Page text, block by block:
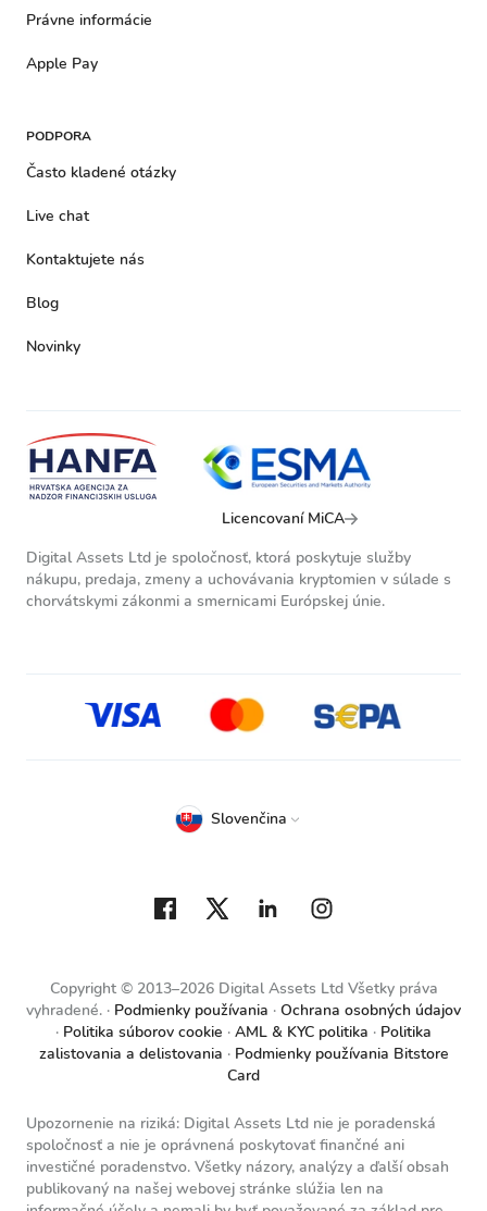
Právne informácie
Apple Pay
PODPORA
Často kladené otázky
Live chat
Kontaktujete nás
Blog
Novinky
Licencovaní MiCA
Digital Assets Ltd je spoločnosť, ktorá poskytuje služby
nákupu, predaja, zmeny a uchovávania kryptomien v súlade s
chorvátskymi zákonmi a smernicami Európskej únie.
Copyright © 2013–2026 Digital Assets Ltd Všetky práva
vyhradené.
Podmienky používania
Ochrana osobných údajov
Politika súborov cookie
AML & KYC politika
Politika
zalistovania a delistovania
Podmienky používania Bitstore
Card
Slovenčina
Upozornenie na riziká: Digital Assets Ltd nie je poradenská
spoločnosť a nie je oprávnená poskytovať finančné ani
investičné poradenstvo. Všetky názory, analýzy a ďalší obsah
publikovaný na našej webovej stránke slúžia len na